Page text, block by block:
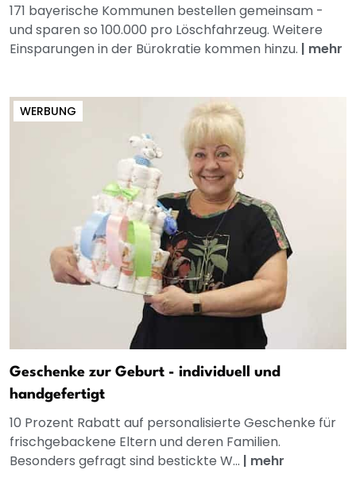
171 bayerische Kommunen bestellen gemeinsam -
und sparen so 100.000 pro Löschfahrzeug. Weitere
Einsparungen in der Bürokratie kommen hinzu. | mehr
WERBUNG
Geschenke zur Geburt - individuell und
handgefertigt
10 Prozent Rabatt auf personalisierte Geschenke für
frischgebackene Eltern und deren Familien.
Besonders gefragt sind bestickte W... | mehr